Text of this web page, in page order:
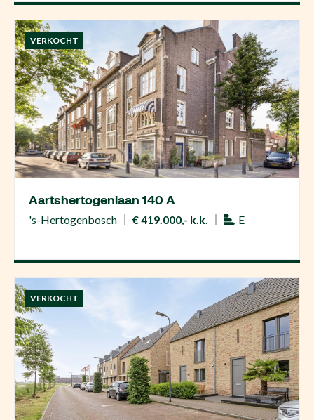
VERKOCHT
Aartshertogenlaan 140 A
's-Hertogenbosch € 419.000,- k.k. E
VERKOCHT